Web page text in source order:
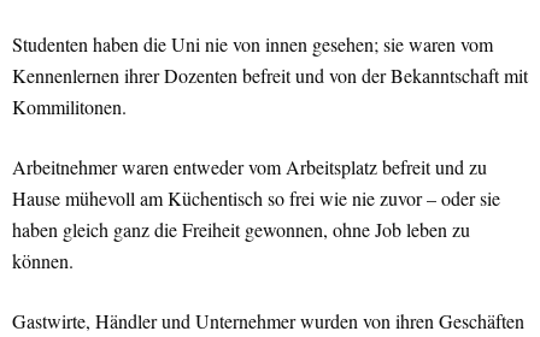
Studenten haben die Uni nie von innen gesehen; sie waren vom
Kennenlernen ihrer Dozenten befreit und von der Bekanntschaft mit
Kommilitonen.
Arbeitnehmer waren entweder vom Arbeitsplatz befreit und zu
Hause mühevoll am Küchentisch so frei wie nie zuvor – oder sie
haben gleich ganz die Freiheit gewonnen, ohne Job leben zu
können.
Gastwirte, Händler und Unternehmer wurden von ihren Geschäften